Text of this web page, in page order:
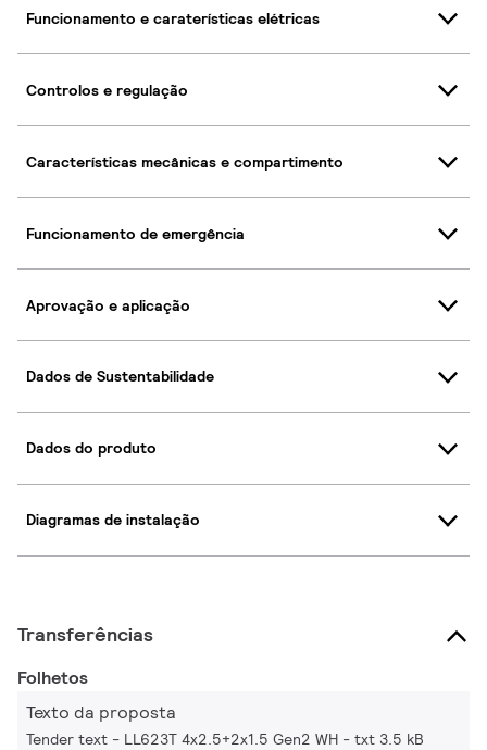
Funcionamento e caraterísticas elétricas
Controlos e regulação
Características mecânicas e compartimento
Funcionamento de emergência
Aprovação e aplicação
Dados de Sustentabilidade
Dados do produto
Diagramas de instalação
Transferências
Folhetos
Texto da proposta
Tender text - LL623T 4x2.5+2x1.5 Gen2 WH txt 3.5 kB